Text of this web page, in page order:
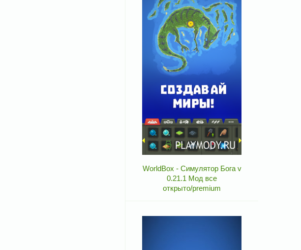
WorldBox - Симулятор Бога v
0.21.1 Мод все
открыто/premium